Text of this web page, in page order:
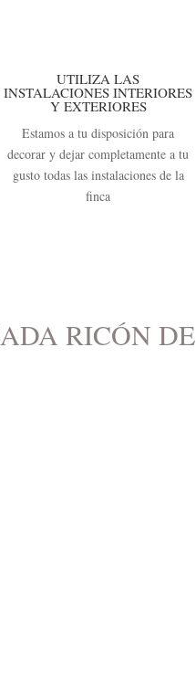
UTILIZA LAS
INSTALACIONES INTERIORES
Y EXTERIORES
Estamos a tu disposición para
decorar y dejar completamente a tu
gusto todas las instalaciones de la
finca
RICÓN DE